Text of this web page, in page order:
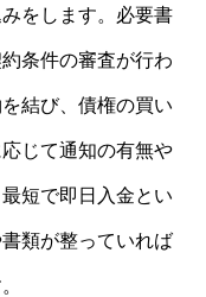
をします。必要書
条件の審査が行わ
結び、債権の買い
じて通知の有無や
短で即日入金とい
類が整っていれば